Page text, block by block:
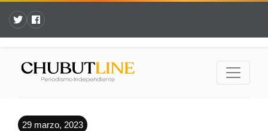
29 marzo, 2023